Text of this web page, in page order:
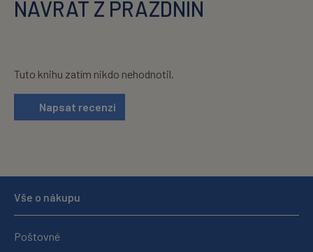
NÁVRAT Z PRÁZDNIN
Tuto knihu zatím nikdo nehodnotil.
Napsat recenzi
Vše o nákupu
Poštovné